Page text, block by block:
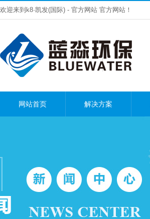
欢迎来到k8·凯发(国际) - 官方网站 官方网站！
网站首页 解决方案